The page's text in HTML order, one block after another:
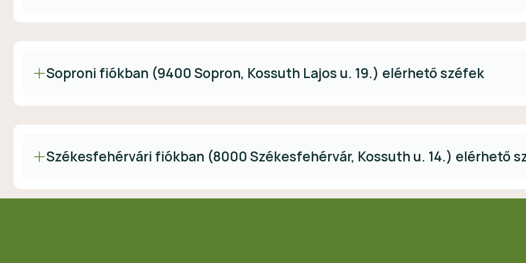
Soproni fiókban (9400 Sopron, Kossuth Lajos u. 19.) elérhető széfek
Székesfehérvári fiókban (8000 Székesfehérvár, Kossuth u. 14.) elérhető